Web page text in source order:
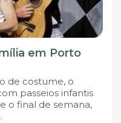
em Porto
de costume, o
passeios infantis
o final de semana,